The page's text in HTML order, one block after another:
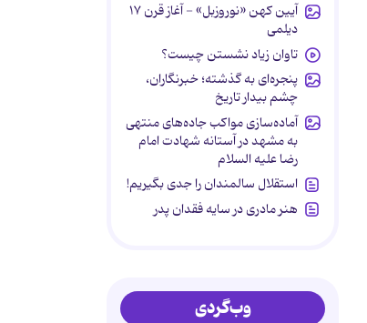
آیین کهن «نوروزبل» - آغاز قرن ۱۷
دیلمی
تاوان زیاد نشستن چیست؟
پنجره‌ای به گذشته؛ خبرنگاران،
چشم بیدار تاریخ
آماده‌سازی مواکب جاده‌های منتهی
به مشهد در آستانه شهادت امام
رضا علیه السلام
استقلال سالمندان را جدی بگیریم!
هنر مادری در سایه‌ فقدان پدر
وب‌گردی